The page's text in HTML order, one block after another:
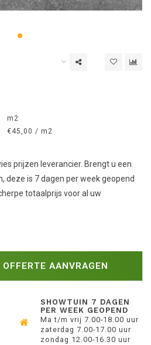
m2
€45,00 / m2
prijzen leverancier. Brengt u een
deze is 7 dagen per week geopend
totaalprijs voor al uw
OFFERTE AANVRAGEN
SHOWTUIN 7 DAGEN
PER WEEK GEOPEND
Ma t/m vrij 7.00-18.00 uur
zaterdag 7.00-17.00 uur
zondag 12.00-16.30 uur